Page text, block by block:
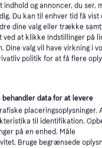
,1-2 dage
Eller 3
4.8(31)
,3 dage
og annoncer, du ser,
Du kan til enhver tid få vist
dine valg eller trække
ved at klikke Indstillinger på
Dine valg vil have virkning i
politik for at få flere
data for at levere
placeringsoplysninger.
til identifikation.
på en enhed. Måle
Bruge begrænsede